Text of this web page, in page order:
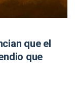
que el
que